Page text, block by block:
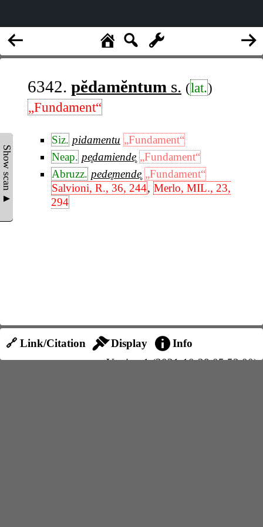
Show scan ▲
6342. pĕdamĕntum s. (lat.)
„Fundament“
Siz. pidamentu „Fundament“
Neap. pe̥damiende̥ „Fundament“
Abruzz. pede̥mende̥ „Fundament“
Salvioni, R., 36, 244, Merlo, MIL., 23,
294
🔗 Link/Citation Display
Info
Version 1 (2021-10-28 05:53:00)